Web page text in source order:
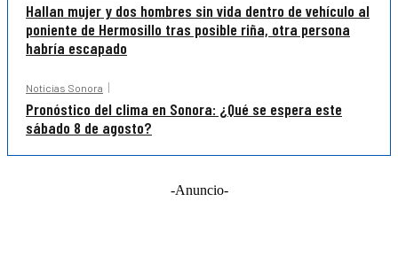
Hallan mujer y dos hombres sin vida dentro de vehículo al
poniente de Hermosillo tras posible riña, otra persona
habría escapado
Noticias Sonora
Pronóstico del clima en Sonora: ¿Qué se espera este
sábado 8 de agosto?
-Anuncio-